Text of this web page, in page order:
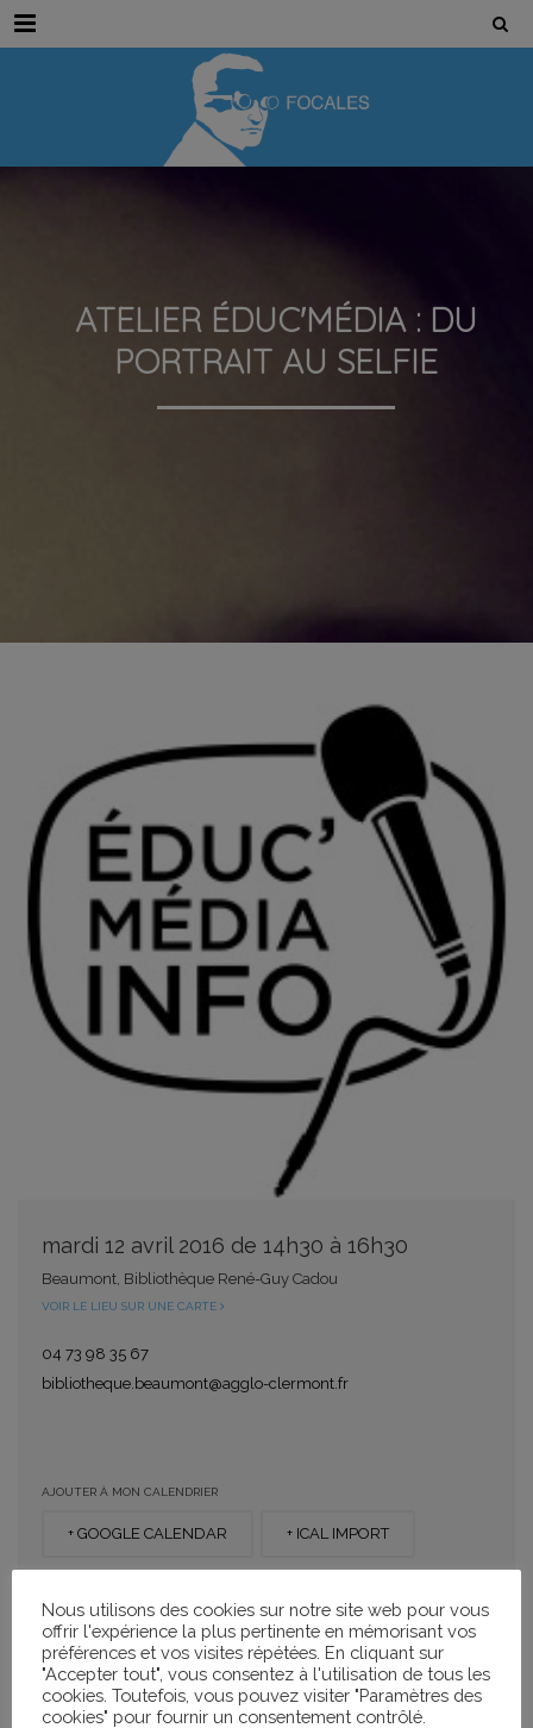
Menu
ATELIER ÉDUC'MÉDIA : DU
PORTRAIT AU SELFIE
mardi 12 avril 2016 de 14h30 à 16h30
Beaumont, Bibliothèque René-Guy Cadou
VOIR LE LIEU SUR UNE CARTE
04 73 98 35 67
bibliotheque.beaumont@agglo-clermont.fr
AJOUTER À MON CALENDRIER
+ GOOGLE CALENDAR + ICAL IMPORT
Nous utilisons des cookies sur notre site web pour vous
offrir l'expérience la plus pertinente en mémorisant vos
préférences et vos visites répétées. En cliquant sur
"Accepter tout", vous consentez à l'utilisation de tous les
cookies. Toutefois, vous pouvez visiter "Paramètres des
cookies" pour fournir un consentement contrôlé.